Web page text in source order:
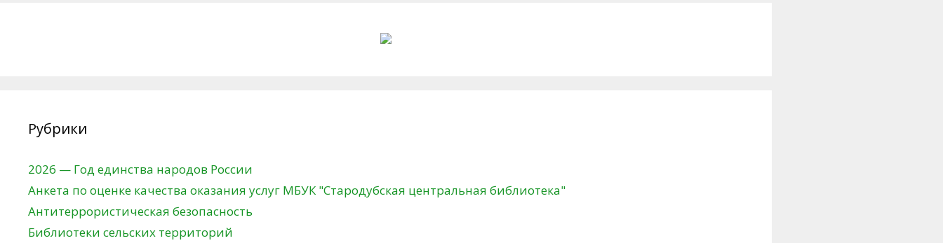
Рубрики
2026 — Год единства народов России
Анкета по оценке качества оказания услуг МБУК "Стародубская центральная библиотека"
Антитеррористическая безопасность
Библиотеки сельских территорий